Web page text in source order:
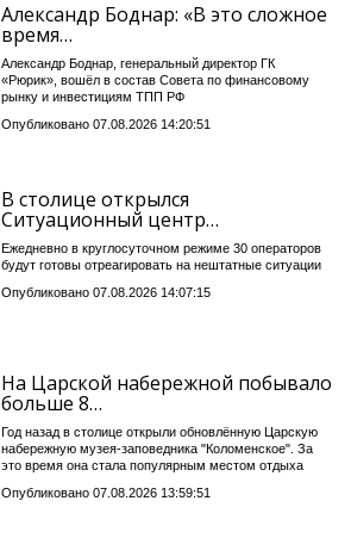
Александр Боднар: «В это сложное
время…
Александр Боднар, генеральный директор ГК
«Рюрик», вошёл в состав Совета по финансовому
рынку и инвестициям ТПП РФ
Опубликовано 07.08.2026 14:20:51
В столице открылся
Ситуационный центр…
Ежедневно в круглосуточном режиме 30 операторов
будут готовы отреагировать на нештатные ситуации
Опубликовано 07.08.2026 14:07:15
На Царской набережной побывало
больше 8…
Год назад в столице открыли обновлённую Царскую
набережную музея-заповедника "Коломенское". За
это время она стала популярным местом отдыха
Опубликовано 07.08.2026 13:59:51